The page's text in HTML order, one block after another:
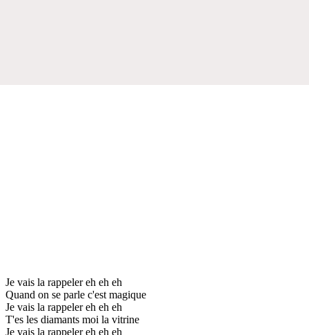
Je vais la rappeler eh eh eh
Quand on se parle c'est magique
Je vais la rappeler eh eh eh
T'es les diamants moi la vitrine
Je vais la rappeler eh eh eh